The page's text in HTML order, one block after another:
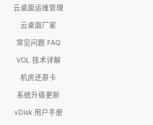
云桌面运维管理
云桌面厂家
常见问题 FAQ
VOL 技术详解
机房还原卡
系统升级更新
vDisk 用户手册